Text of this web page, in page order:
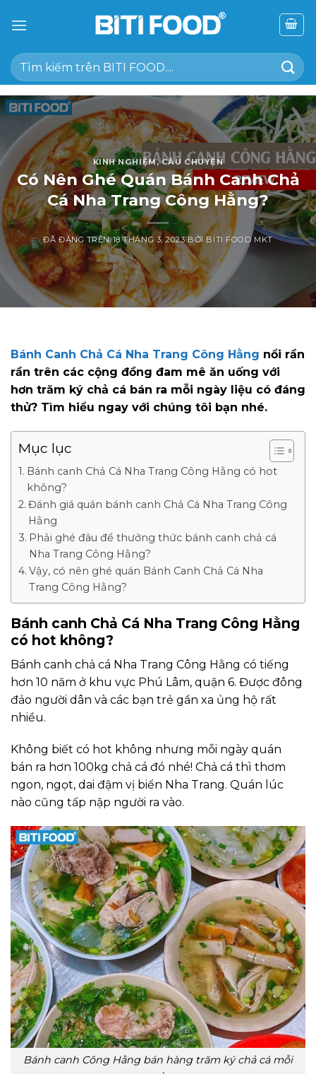
đến
dung
Tìm
kiếm:
KINH NGHIỆM,CÂU CHUYỆN
Có Nên Ghé Quán Bánh Canh Chả
Cá Nha Trang Công Hằng?
ĐÃ ĐĂNG TRÊN18 THÁNG 3, 2023 BỞIBITI FOOD MKT
Bánh Canh Chả Cá Nha Trang Công Hằng nổi rần
rần trên các cộng đồng đam mê ăn uống với
hơn trăm ký chả cá bán ra mỗi ngày liệu có đáng
thử? Tìm hiểu ngay với chúng tôi bạn nhé.
Mục lục
Bánh canh Chả Cá Nha Trang Công Hằng có hot
không?
Đánh giá quán bánh canh Chả Cá Nha Trang Công
Hằng
Phải ghé đâu để thưởng thức bánh canh chả cá
Nha Trang Công Hằng?
Vậy, có nên ghé quán Bánh Canh Chả Cá Nha
Trang Công Hằng?
Bánh canh Chả Cá Nha Trang Công Hằng
có hot không?
Bánh canh chả cá Nha Trang Công Hằng có tiếng
hơn 10 năm ở khu vực Phú Lâm, quận 6. Được đông
đảo người dân và các bạn trẻ gần xa ủng hộ rất
nhiều.
Không biết có hot không nhưng mỗi ngày quán
bán ra hơn 100kg chả cá đó nhé! Chả cá thì thơm
ngon, ngọt, dai đậm vị biển Nha Trang. Quán lúc
nào cũng tấp nập người ra vào.
Bánh canh Công Hằng bán hàng trăm ký chả cá mỗi